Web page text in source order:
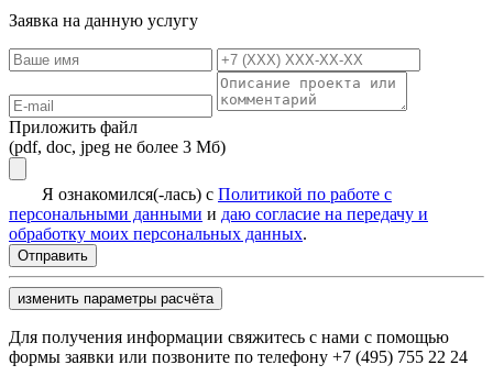
Заявка на данную услугу
Приложить файл
(pdf, doc, jpeg не более 3 Мб)
Я ознакомился(-лась) с Политикой по работе с
персональными данными и даю согласие на передачу и
обработку моих персональных данных.
изменить параметры расчёта
Для получения информации свяжитесь с нами с помощью
формы заявки или позвоните по телефону +7 (495) 755 22 24